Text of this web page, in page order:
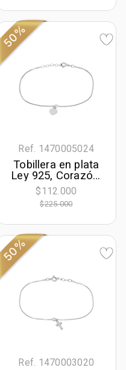
Sueños
50%
Ref. 1470005024
Tobillera en plata
Ley 925, Corazón,
22 cm. de largo,
0.50 mm. de
ancho, de la
$112.000
$225.000
50%
Ref. 1470003020